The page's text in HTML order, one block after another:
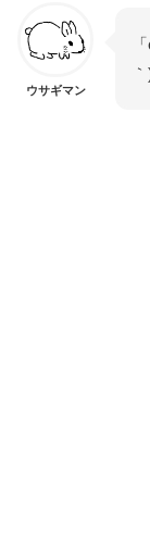
ウサギマン